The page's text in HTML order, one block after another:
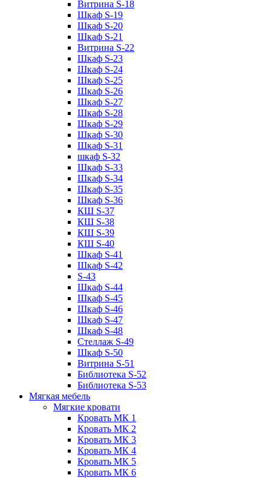
Витрина S-18
Шкаф S-19
Шкаф S-20
Шкаф S-21
Витрина S-22
Шкаф S-23
Шкаф S-24
Шкаф S-25
Шкаф S-26
Шкаф S-27
Шкаф S-28
Шкаф S-29
Шкаф S-30
Шкаф S-31
шкаф S-32
Шкаф S-33
Шкаф S-34
Шкаф S-35
Шкаф S-36
КШ S-37
КШ S-38
КШ S-39
КШ S-40
Шкаф S-41
Шкаф S-42
S-43
Шкаф S-44
Шкаф S-45
Шкаф S-46
Шкаф S-47
Шкаф S-48
Стеллаж S-49
Шкаф S-50
Витрина S-51
Библиотека S-52
Библиотека S-53
Мягкая мебель
Мягкие кровати
Кровать МК 1
Кровать МК 2
Кровать МК 3
Кровать МК 4
Кровать МК 5
Кровать МК 6